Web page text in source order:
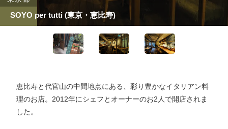
SOYO per tutti (東京・恵比寿)
恵比寿と代官山の中間地点にある、彩り豊かなイタリアン料
理のお店。2012年にシェフとオーナーのお2人で開店されま
した。